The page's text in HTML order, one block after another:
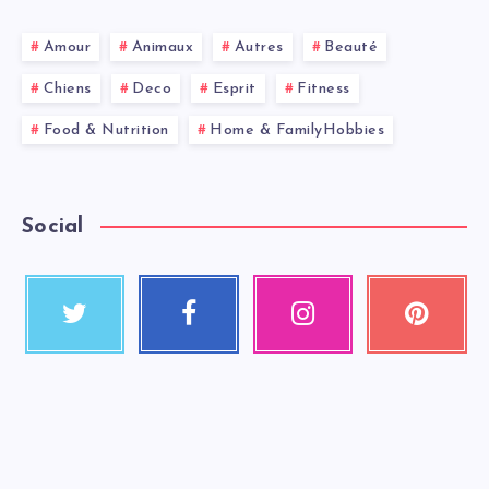
Amour Animaux Autres Beauté
Chiens Deco Esprit Fitness
Food & Nutrition Home & FamilyHobbies
Social